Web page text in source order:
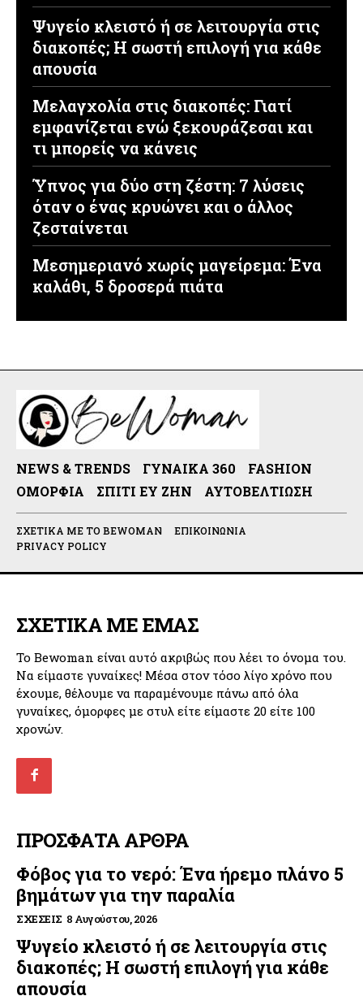
Ψυγείο κλειστό ή σε λειτουργία στις
διακοπές; Η σωστή επιλογή για κάθε
απουσία
Μελαγχολία στις διακοπές: Γιατί
εμφανίζεται ενώ ξεκουράζεσαι και
τι μπορείς να κάνεις
Ύπνος για δύο στη ζέστη: 7 λύσεις
όταν ο ένας κρυώνει και ο άλλος
ζεσταίνεται
Μεσημεριανό χωρίς μαγείρεμα: Ένα
καλάθι, 5 δροσερά πιάτα
NEWS & TRENDS ΓΥΝΑΊΚΑ 360
FASHION
ΟΜΟΡΦΙΆ
ΣΠΊΤΙ ΕΥ ΖΗΝ ΑΥΤΟΒΕΛΤΊΩΣΗ
ΣΧΕΤΙΚΆ ΜΕ ΤΟ BEWOMAN
ΕΠΙΚΟΙΝΩΝΊΑ
PRIVACY POLICY
ΣΧΕΤΙΚΑ ΜΕ ΕΜΑΣ
Το Bewoman είναι αυτό ακριβώς που λέει το όνομα του.
Να είμαστε γυναίκες! Μέσα στον τόσο λίγο χρόνο που
έχουμε, θέλουμε να παραμένουμε πάνω από όλα
γυναίκες, όμορφες με στυλ είτε είμαστε 20 είτε 100
χρονών.
ΠΡΟΣΦΑΤΑ ΑΡΘΡΑ
Φόβος για το νερό: Ένα ήρεμο πλάνο 5
βημάτων για την παραλία
ΣΧΈΣΕΙΣ 8 Αυγούστου, 2026
Ψυγείο κλειστό ή σε λειτουργία στις
διακοπές; Η σωστή επιλογή για κάθε
απουσία